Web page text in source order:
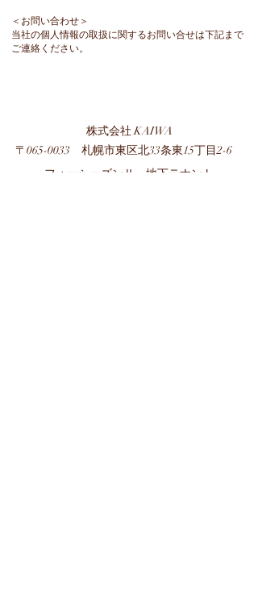
＜お問い合わせ＞
当社の個人情報の取扱に関するお問い合せは下記まで
ご連絡ください。
株式会社 KAIWA
〒065-0033 札幌市東区北33条東15丁目2-6
フォーシーズンⅡ 地下テナント